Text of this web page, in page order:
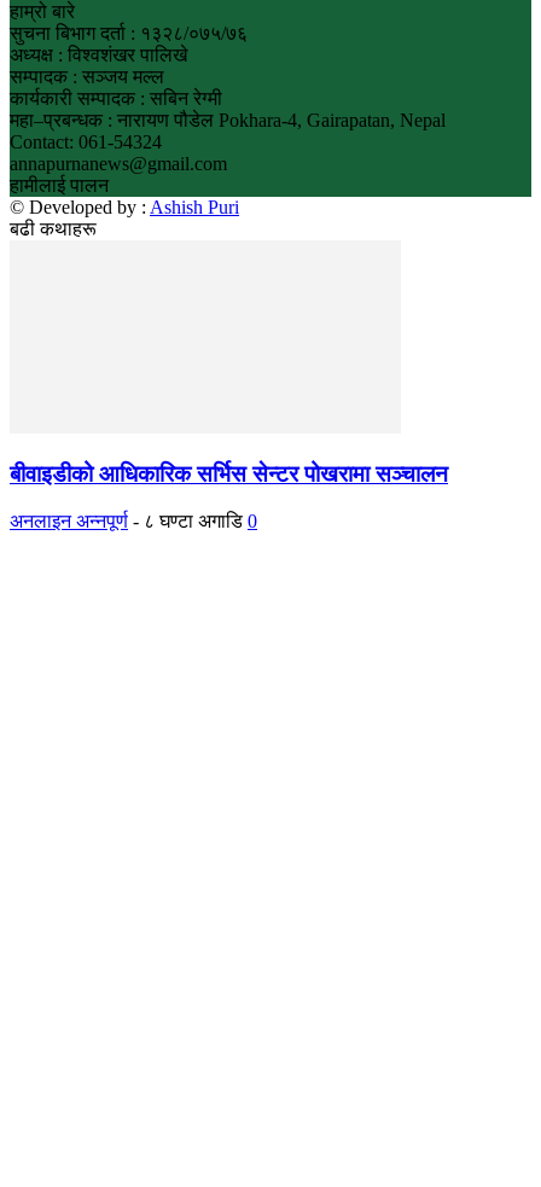
हाम्रो बारे
सुचना बिभाग दर्ता : १३२८/०७५/७६
अध्यक्ष : विश्वशंखर पालिखे
सम्पादक : सञ्जय मल्ल
कार्यकारी सम्पादक : सबिन रेग्मी
महा–प्रबन्धक : नारायण पौडेल Pokhara-4, Gairapatan, Nepal
Contact: 061-54324
annapurnanews@gmail.com
हामीलाई पालन
© Developed by : Ashish Puri
बढी कथाहरू
बीवाइडीको आधिकारिक सर्भिस सेन्टर पोखरामा सञ्चालन
अनलाइन अन्नपूर्ण - ८ घण्टा अगाडि 0